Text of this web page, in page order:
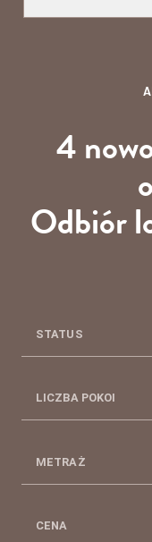
4
Odbiór
STATUS
LICZBA POKOI
METRAŻ
CENA